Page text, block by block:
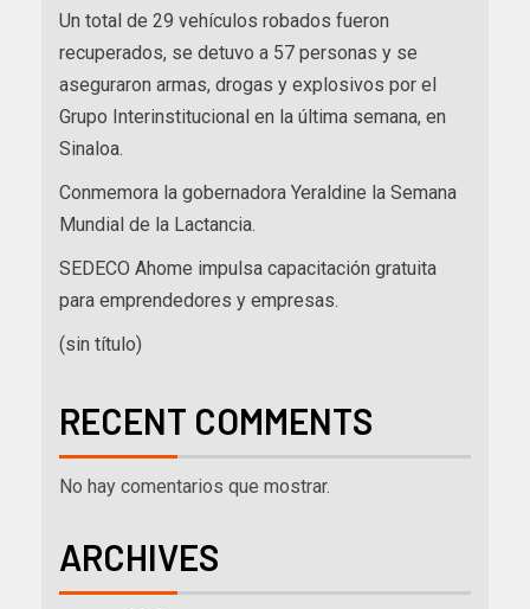
Un total de 29 vehículos robados fueron
recuperados, se detuvo a 57 personas y se
aseguraron armas, drogas y explosivos por el
Grupo Interinstitucional en la última semana, en
Sinaloa.
Conmemora la gobernadora Yeraldine la Semana
Mundial de la Lactancia.
SEDECO Ahome impulsa capacitación gratuita
para emprendedores y empresas.
(sin título)
RECENT COMMENTS
No hay comentarios que mostrar.
ARCHIVES